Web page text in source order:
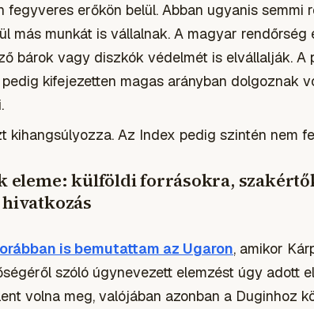
erőkön belül. Abban ugyanis semmi
más munkát is vállalnak. A magyar rendőrség
bárok vagy diszkók védelmét is elvállalják. A
kifejezetten magas arányban dolgoznak
kihangsúlyozza. Az Index pedig szintén nem
eleme: külföldi forrásokra,
is bemutattam az Ugaron, amikor
szóló úgynevezett elemzést úgy adott
volna meg, valójában azonban a Duginhoz